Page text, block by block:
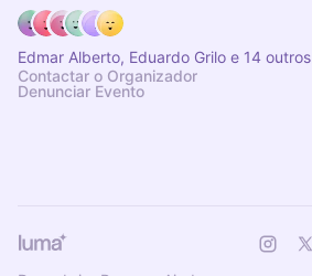
Edmar Alberto, Eduardo Grilo e 14 outros
Contactar o Organizador
Denunciar Evento